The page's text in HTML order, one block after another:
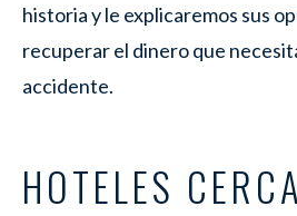
historia y le explicaremos sus
recuperar el dinero que
accidente.
HOTELES